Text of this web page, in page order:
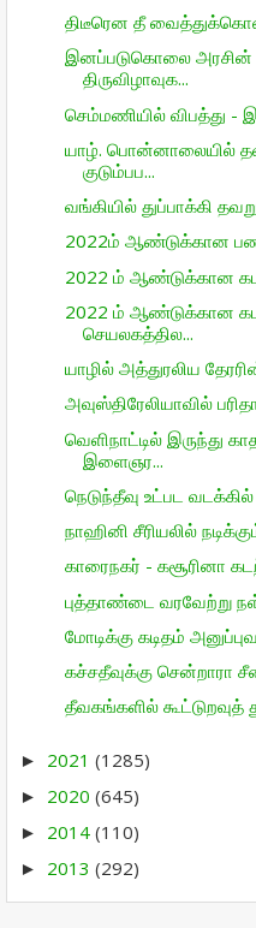
திடீரென தீ
இனப்படுகொலை அரசின்
திருவிழாவுக...
செம்மணியில் விபத்து -
யாழ். பொன்னாலையில்
குடும்பப...
வங்கியில் துப்பாக்கி
2022ம் ஆண்டுக்கான
2022 ம் ஆண்டுக்கான
2022 ம் ஆண்டுக்கான
செயலகத்தில...
யாழில் அத்துரலிய
அவுஸ்திரேலியாவில்
வெளிநாட்டில் இருந்து
இளைஞர...
நெடுந்தீவு உட்பட
நாஹினி சீரியலில்
காரைநகர் - கசூரினா
புத்தாண்டை வரவேற்று
மோடிக்கு கடிதம்
கச்சதீவுக்கு சென்றாரா
தீவகங்களில்
► 2021 (1285)
► 2020 (645)
► 2014 (110)
► 2013 (292)